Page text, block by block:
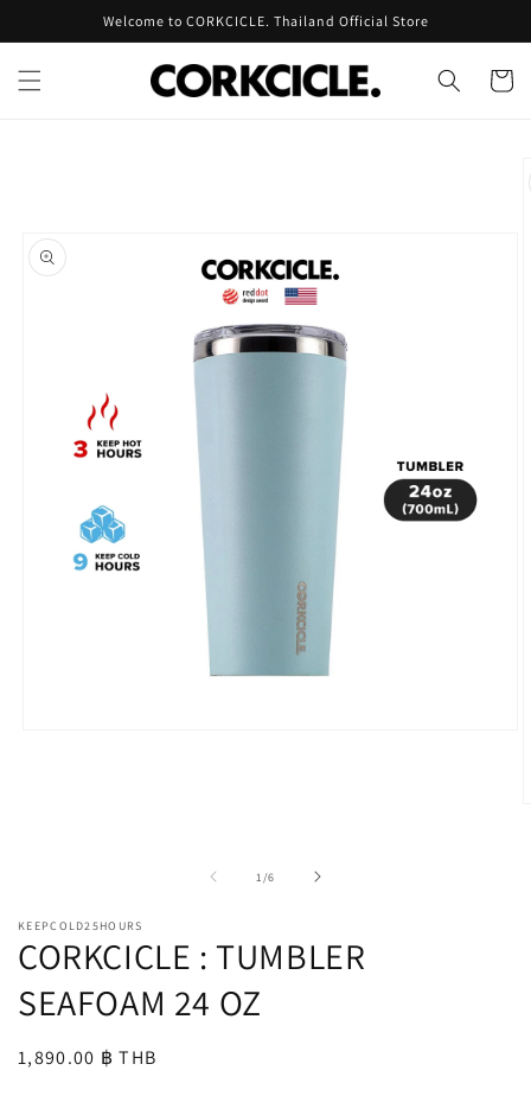
Welcome to CORKCICLE. Thailand Official Store
Cart
1/of
6
KEEPCOLD25HOURS
CORKCICLE : TUMBLER
SEAFOAM 24 OZ
Regular
1,890.00 ฿ THB